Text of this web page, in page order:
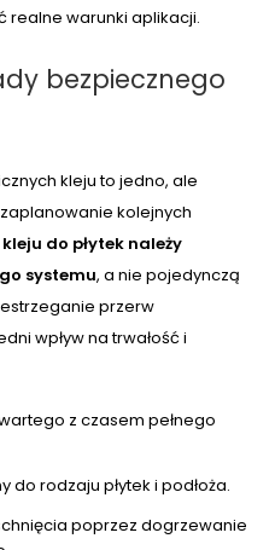
realne warunki aplikacji.
bezpiecznego
kleju to jedno, ale
kolejnych
do płytek należy
systemu, a nie pojedynczą
przerw
wpływ na trwałość i
z czasem pełnego
do rodzaju płytek i podłoża.
poprzez dogrzewanie